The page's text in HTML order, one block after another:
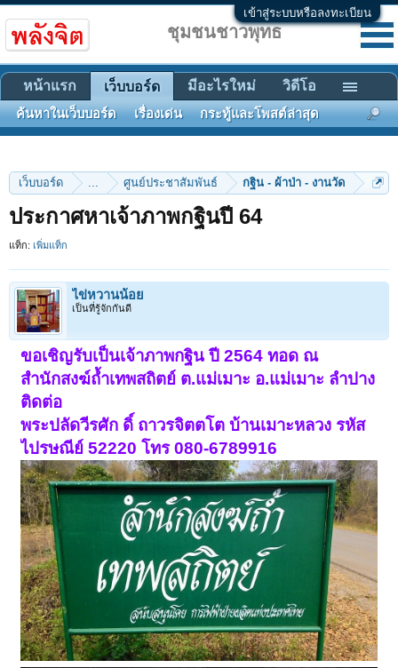
เข้าสู่ระบบหรือลงทะเบียน
เว็บบอร์ด ... ศูนย์ประชาสัมพันธ์ กฐิน - ผ้าป่า - งานวัด
ประกาศหาเจ้าภาพกฐินปี 64
แท็ก: เพิ่มแท็ก
ไข่หวานน้อย
เป็นที่รู้จักกันดี
ขอเชิญรับเป็นเจ้าภาพกฐิน ปี 2564 ทอด ณ
สำนักสงฆ์ถ้ำเทพสถิตย์ ต.แม่เมาะ อ.แม่เมาะ ลำปาง
ติดต่อ
พระปลัดวีรศัก ดิ์ ถาวรจิตตโต บ้านเมาะหลวง รหัส
ไปรษณีย์ 52220 โทร 080-6789916
ชุมชนชาวพุทธ
หน้าแรก เว็บบอร์ด
ค้นหาในเว็บบอร์ด เรื่องเด่น กระทู้และโพสต์ล่าสุด
มีอะไรใหม่ วิดีโอ